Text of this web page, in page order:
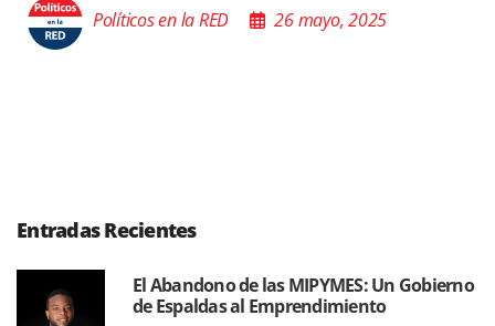
26 mayo, 2025 Políticos en la RED
Entradas Recientes
El Abandono de las MIPYMES: Un Gobierno
de Espaldas al Emprendimiento